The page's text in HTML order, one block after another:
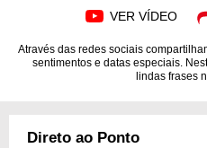
VER VÍDEO
Através das redes sociais
sentimentos e datas especiais.
lindas frases
Direto ao Ponto